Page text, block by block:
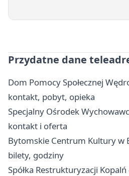
Przydatne dane
Dom Pomocy Społecznej
kontakt, pobyt, opieka
Specjalny Ośrodek
kontakt i oferta
Bytomskie Centrum Kultury w
bilety, godziny
Spółka Restrukturyzacji